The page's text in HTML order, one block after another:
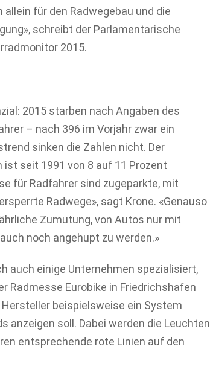
für den Radwegebau und die
schreibt der Parlamentarische
2015.
2015 starben nach Angaben des
– nach 396 im Vorjahr zwar ein
sinken die Zahlen nicht. Der
seit 1991 von 8 auf 11 Prozent
für Radfahrer sind zugeparkte, mit
Radwege», sagt Krone. «Genauso
Zumutung, von Autos nur mit
noch angehupt zu werden.»
auch einige Unternehmen spezialisiert,
Radmesse Eurobike in Friedrichshafen
beispielsweise ein System
anzeigen soll. Dabei werden die Leuchten
entsprechende rote Linien auf den